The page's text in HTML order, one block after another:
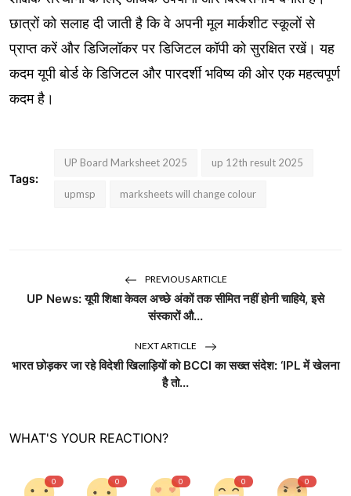
छात्रों को सलाह दी जाती है कि वे अपनी मूल मार्कशीट स्कूलों से
प्राप्त करें और डिजिलॉकर पर डिजिटल कॉपी को सुरक्षित रखें। यह
कदम यूपी बोर्ड के डिजिटल और पारदर्शी भविष्य की ओर एक महत्वपूर्ण
कदम है।
Tags:
UP Board Marksheet 2025 up 12th result 2025
upmsp marksheets will change colour
PREVIOUS ARTICLE
UP News: यूपी शिक्षा केवल अच्छे अंकों तक सीमित नहीं होनी चाहिये, इसे
संस्कारों औ...
NEXT ARTICLE
भारत छोड़कर जा रहे विदेशी खिलाड़ियों को BCCI का सख्त संदेश: ‘IPL में खेलना
है तो...
WHAT'S YOUR REACTION?
0 0 0 0 0